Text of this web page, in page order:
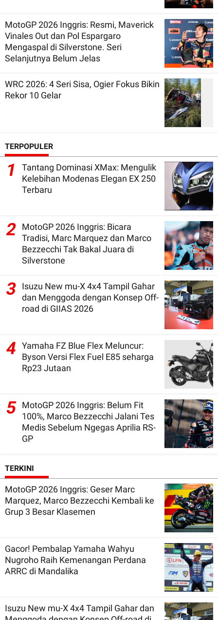
MotoGP 2026 Inggris: Resmi, Maverick
Vinales Out dan Pol Espargaro
Mengaspal di Silverstone. Seri
Selanjutnya Belum Jelas
WRC 2026: 4 Seri Sisa, Ogier Fokus Bikin
Rekor 10 Gelar
TERPOPULER
1
Tantang Dominasi XMax: Mengulik
Kelebihan Modenas Elegan EX 250
Terbaru
2
MotoGP 2026 Inggris: Bicara
Tradisi, Marc Marquez dan Marco
Bezzecchi Tak Bakal Juara di
Silverstone
3
Isuzu New mu-X 4x4 Tampil Gahar
dan Menggoda dengan Konsep Off-
road di GIIAS 2026
4
Yamaha FZ Blue Flex Meluncur:
Byson Versi Flex Fuel E85 seharga
Rp23 Jutaan
5 MotoGP 2026 Inggris: Belum Fit
100%, Marco Bezzecchi Jalani Tes
Medis Sebelum Ngegas Aprilia RS-
GP
TERKINI
MotoGP 2026 Inggris: Geser Marc
Marquez, Marco Bezzecchi Kembali ke
Grup 3 Besar Klasemen
Gacor! Pembalap Yamaha Wahyu
Nugroho Raih Kemenangan Perdana
ARRC di Mandalika
Isuzu New mu-X 4x4 Tampil Gahar dan